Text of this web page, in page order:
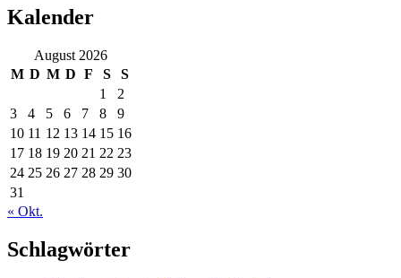
Kalender
August 2026
M D M D F S
S
1
2
3
4 5 6 7 8
9
10 11 12 13 14 15 16
17 18 19 20 21 22 23
24 25 26 27 28 29 30
31
« Okt.
Schlagwörter